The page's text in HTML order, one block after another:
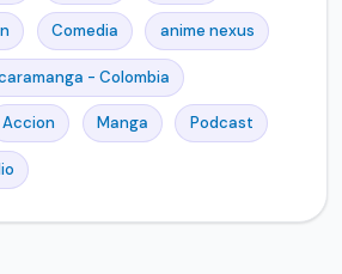
Comedia anime nexus
- Colombia
Accion Manga Podcast